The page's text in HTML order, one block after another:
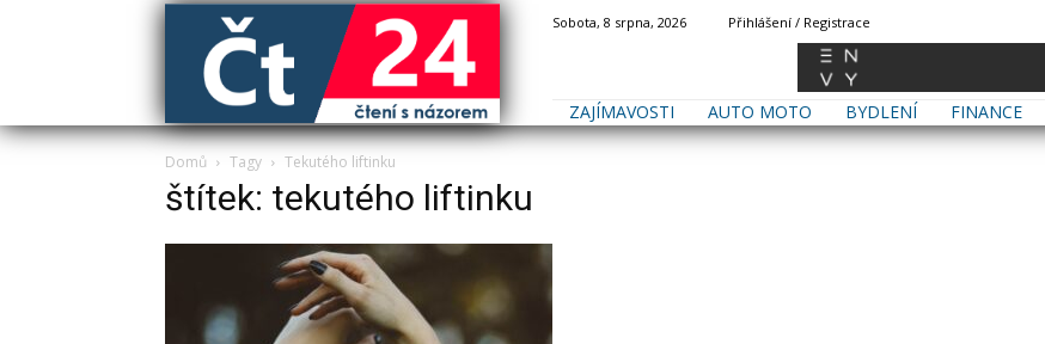
Sobota, 8 srpna, 2026 Přihlášení / Registrace
ZAJÍMAVOSTI AUTO MOTO BYDLENÍ FINANCE
Domů Tagy Tekutého liftinku
štítek: tekutého liftinku